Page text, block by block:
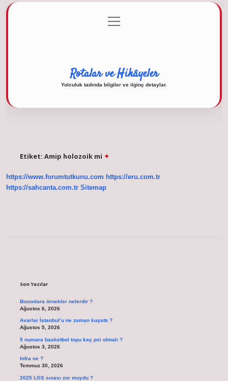
Gizlilik Politikası
menüyü
aç
Rotalar ve Hikâyeler
Yolculuk tadında bilgiler ve ilginç detaylar.
Etiket: Amip holozoik mi
https://www.forumtutkunu.com https://eru.com.tr
https://sahcanta.com.tr Sitemap
Son Yazılar
Bozonlara örnekler nelerdir ?
Ağustos 6, 2026
Avarlar İstanbul’u ne zaman kuşattı ?
Ağustos 5, 2026
5 numara basketbol topu kaç psi olmalı ?
Ağustos 3, 2026
Infra ne ?
Temmuz 30, 2026
2025 LGS sınavı zor muydu ?